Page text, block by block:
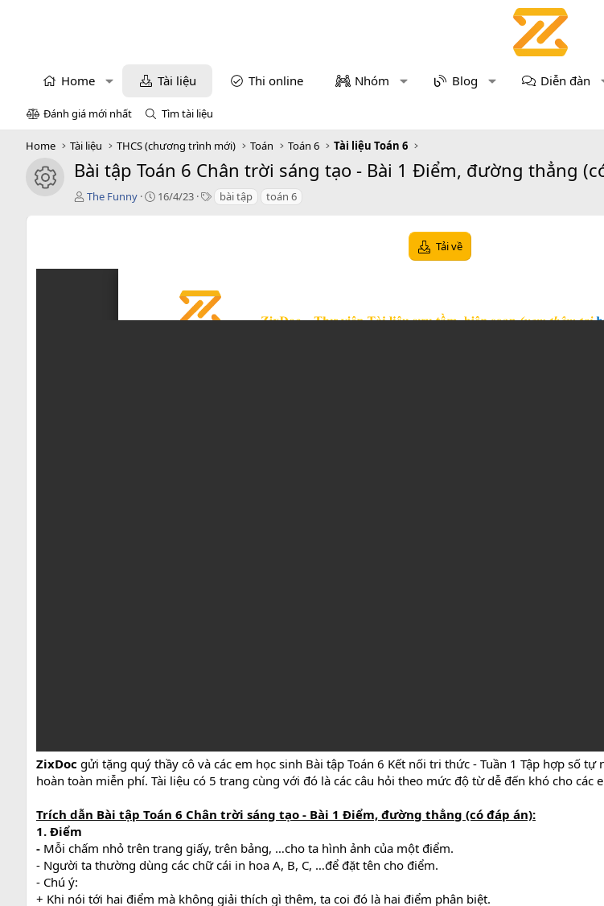
Home Tài liệu Thi online Nhóm Blog Diễn đàn
Đánh giá mới nhất Tìm tài liệu
Home Tài liệu THCS (chương trình mới) Toán Toán 6 Tài liệu Toán 6
icon tài liệu
Bài tập Toán 6 Chân trời sáng tạo - Bài 1 Điểm, đường thẳng
T
ả
The Funny
C16/4/23
T bài tập toán 6
Tải về
ZixDoc gửi tặng quý thầy cô và các em học sinh Bài tập Toán 6 Kết nối tri thức - Tuần 1 Tập hợp số
hoàn toàn miễn phí. Tài liệu có 5 trang cùng với đó là các câu hỏi theo mức độ từ dễ đến khó cho các
Trích dẫn Bài tập Toán 6 Chân trời sáng tạo - Bài 1 Điểm, đường thẳng (có đáp án):
1. Điểm
- Mỗi chấm nhỏ trên trang giấy, trên bảng, …cho ta hình ảnh của một điểm.
- Người ta thường dùng các chữ cái in hoa A, B, C, …để đặt tên cho điểm.
- Chú ý:
+ Khi nói tới hai điểm mà không giải thích gì thêm, ta coi đó là hai điểm phân biệt.